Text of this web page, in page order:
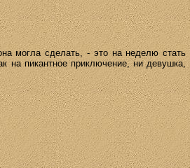
могла сделать, - это на неделю стать
на пикантное приключение, ни девушка,